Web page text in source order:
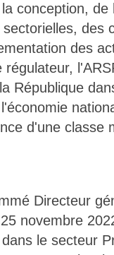
conception,
des
des
République
d'une classe
Directeur
novembre
le secteur